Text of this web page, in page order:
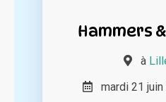
Hammers
à
mardi 21